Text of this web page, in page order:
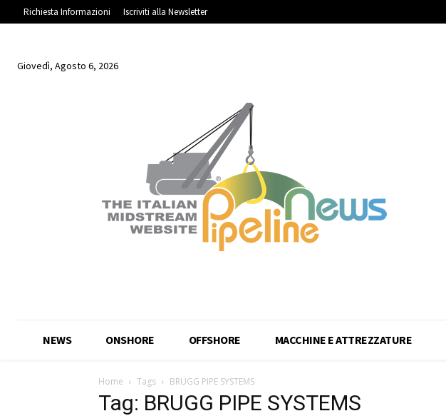
Richiesta Informazioni Iscriviti alla Newsletter
Giovedì, Agosto 6, 2026
NEWS ONSHORE OFFSHORE MACCHINE E ATTREZZATURE
Home Tags BRUGG PIPE SYSTEMS
Tag: BRUGG PIPE SYSTEMS